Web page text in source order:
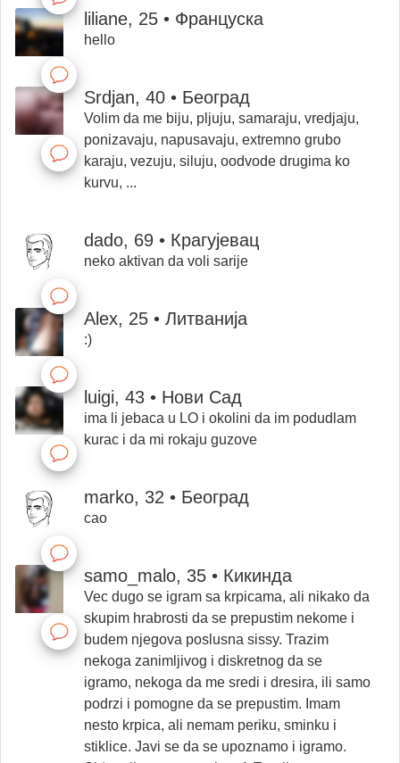
liliane, 25 • Француска
hello
Srdjan, 40 • Београд
Volim da me biju, pljuju, samaraju, vredjaju,
ponizavaju, napusavaju, extremno grubo
karaju, vezuju, siluju, oodvode drugima ko
kurvu, ...
dado, 69 • Крагујевац
neko aktivan da voli sarije
Alex, 25 • Литванија
:)
luigi, 43 • Нови Сад
ima li jebaca u LO i okolini da im podudlam
kurac i da mi rokaju guzove
marko, 32 • Београд
cao
samo_malo, 35 • Кикинда
Vec dugo se igram sa krpicama, ali nikako da
skupim hrabrosti da se prepustim nekome i
budem njegova poslusna sissy. Trazim
nekoga zanimljivog i diskretnog da se
igramo, nekoga da me sredi i dresira, ili samo
podrzi i pomogne da se prepustim. Imam
nesto krpica, ali nemam periku, sminku i
stiklice. Javi se da se upoznamo i igramo.